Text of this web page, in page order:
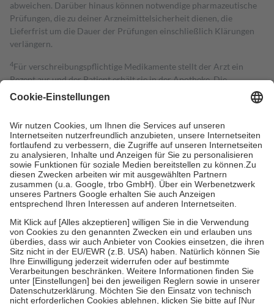
abweichen. Darüber hinaus können notwendige pharmazeutische
Prüfungen, die zu deiner Arzneimittelsicherheit dienen, die
Lieferfrist um die Dauer der Prüfungen einschließlich Klärungen
verlängern.
4Für verschreibungspflichtige Medikamente stellt der Arzt ein
Rezept aus und der Patient erhält sie in der Apotheke. Die
gesetzliche Krankenversicherung übernimmt in der Regel die
Kosten dafür, der Versicherte trägt einen Teil davon als Zuzahlung
Grundsätzlich leisten Mitglieder Zuzahlungen in Höhe von zehn
Prozent des Abgabepreises,mindestens jedochfünf Euround
höchstens zehn Euro.Es sind jedoch nie mehr als die tatsächlichen
Kosten der Leistung zu entrichten.
Diese Regeln gelten grundsätzlich auch für Online-Apotheken.
Bei Heilmitteln und häuslicher Krankenpflege beträgt die
Zuzahlung zehn Prozent der Kosten sowie zehn Euro je
Verordnung.
Um das Engagement der Versicherten für ihre eigene Gesundheit zu
stärken und die besondere Stellung der Familie zu unterstützen,
fallenkeine Zuzahlungenan bei:
• Kindern und Jugendlichen bis zum vollendeten 18. Lebensjahr
mit Ausnahme der Fahrkosten
• Untersuchungen zur Vorsorge und Früherkennung, die von der